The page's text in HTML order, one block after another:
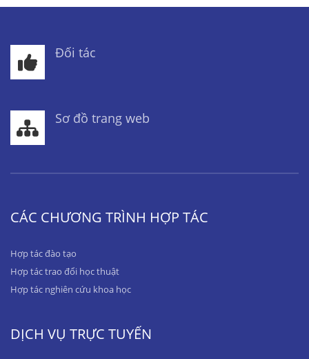
Đối tác
Sơ đồ trang web
CÁC CHƯƠNG TRÌNH HỢP TÁC
Hợp tác đào tạo
Hợp tác trao đổi học thuật
Hợp tác nghiên cứu khoa học
DỊCH VỤ TRỰC TUYẾN